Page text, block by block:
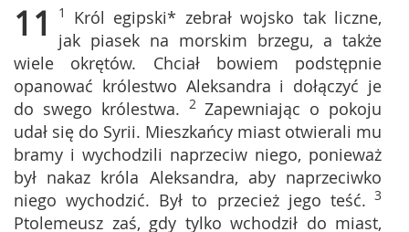
11 1 Król egipski* zebrał wojsko tak liczne,
jak piasek na morskim brzegu, a także
wiele okrętów. Chciał bowiem podstępnie
opanować królestwo Aleksandra i dołączyć je
do swego królestwa. 2 Zapewniając o pokoju
udał się do Syrii. Mieszkańcy miast otwierali mu
bramy i wychodzili naprzeciw niego, ponieważ
był nakaz króla Aleksandra, aby naprzeciwko
niego wychodzić. Był to przecież jego teść. 3
Ptolemeusz zaś, gdy tylko wchodził do miast,